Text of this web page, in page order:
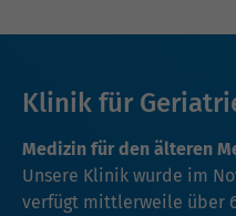
Klinik für
Medizin für den älteren
Unsere Klinik wurde im
verfügt mittlerweile über